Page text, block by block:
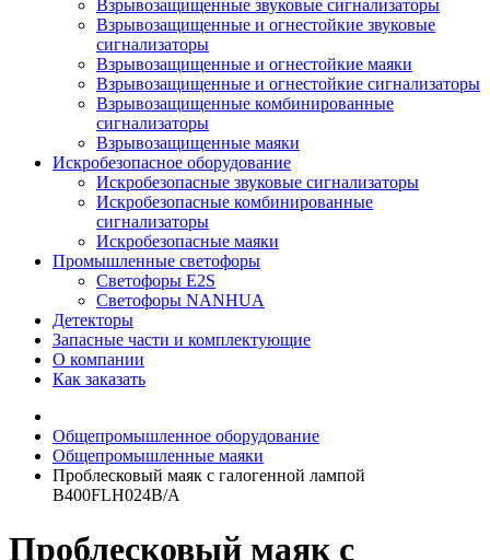
Взрывозащищенные звуковые сигнализаторы
Взрывозащищенные и огнестойкие звуковые
сигнализаторы
Взрывозащищенные и огнестойкие маяки
Взрывозащищенные и огнестойкие сигнализаторы
Взрывозащищенные комбинированные
сигнализаторы
Взрывозащищенные маяки
Искробезопасное оборудование
Искробезопасные звуковые сигнализаторы
Искробезопасные комбинированные
сигнализаторы
Искробезопасные маяки
Промышленные светофоры
Светофоры E2S
Светофоры NANHUA
Детекторы
Запасные части и комплектующие
О компании
Как заказать
Общепромышленное оборудование
Общепромышленные маяки
Проблесковый маяк с галогенной лампой
B400FLH024B/A
Проблесковый маяк с